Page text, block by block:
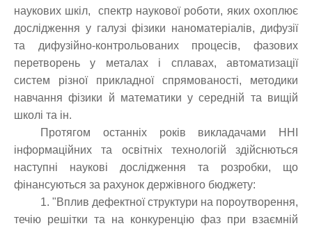
наукових шкіл, спектр наукової роботи, яких охоплює
дослідження у галузі фізики наноматеріалів, дифузії
та дифузійно-контрольованих процесів, фазових
перетворень у металах і сплавах, автоматизації
систем різної прикладної спрямованості, методики
навчання фізики й математики у середній та вищій
школі та ін.
Протягом останніх років викладачами ННІ
інформаційних та освітніх технологій здійснються
наступні наукові дослідження та розробки, що
фінансуються за рахунок держівного бюджету:
1. "Вплив дефектної структури на пороутворення,
течію решітки та на конкуренцію фаз при взаємній